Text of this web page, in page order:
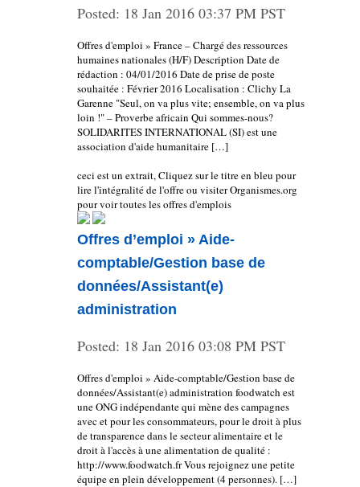
Posted: 18 Jan 2016 03:37 PM PST
Offres d'emploi » France – Chargé des ressources
humaines nationales (H/F) Description Date de
rédaction : 04/01/2016 Date de prise de poste
souhaitée : Février 2016 Localisation : Clichy La
Garenne "Seul, on va plus vite; ensemble, on va plus
loin !" – Proverbe africain Qui sommes-nous?
SOLIDARITES INTERNATIONAL (SI) est une
association d'aide humanitaire […]
ceci est un extrait, Cliquez sur le titre en bleu pour
lire l'intégralité de l'offre ou visiter Organismes.org
pour voir toutes les offres d'emplois
Offres d’emploi » Aide-
comptable/Gestion base de
données/Assistant(e)
administration
Posted: 18 Jan 2016 03:08 PM PST
Offres d'emploi » Aide-comptable/Gestion base de
données/Assistant(e) administration foodwatch est
une ONG indépendante qui mène des campagnes
avec et pour les consommateurs, pour le droit à plus
de transparence dans le secteur alimentaire et le
droit à l'accès à une alimentation de qualité :
http://www.foodwatch.fr Vous rejoignez une petite
équipe en plein développement (4 personnes). […]